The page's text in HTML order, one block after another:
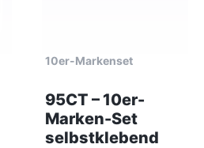
10er-Markenset
95CT – 10er-
Marken-Set
selbstklebend